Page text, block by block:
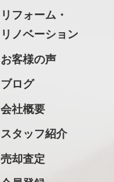
リフォーム・
リノベーション
お客様の声
ブログ
会社概要
スタッフ紹介
売却査定